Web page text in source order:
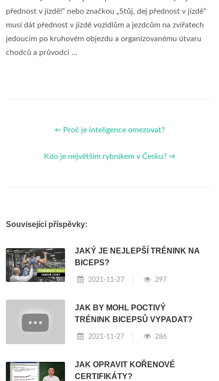
přednost v jízdě!“ nebo značkou „Stůj, dej přednost v jízdě“
musí dát přednost v jízdě vozidlům a jezdcům na zvířatech
jedoucím po kruhovém objezdu a organizovanému útvaru
chodců a průvodci ...
⇐ Proč je inteligence omezovat?
Kdo je největším rybníkem v Česku? ⇒
Související příspěvky:
JAKÝ JE NEJLEPŠÍ TRÉNINK NA
BICEPS?
2021-11-27 297
JAK BY MOHL POCTIVÝ
TRÉNINK BICEPSŮ VYPADAT?
2021-11-27 286
JAK OPRAVIT KOŘENOVÉ
CERTIFIKÁTY?